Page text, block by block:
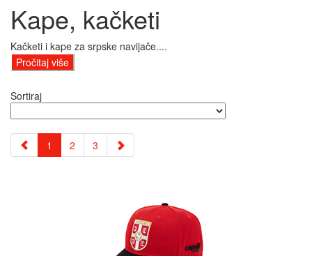
Kape, kačketi
Kačketi i kape za srpske navijače....
Pročitaj više
Sortiraj
1 2 3